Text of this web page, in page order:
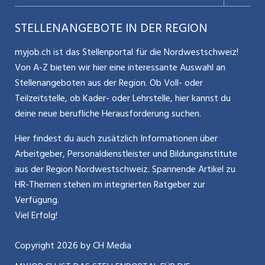
Nutzungsbedingungen
Glossar
Kontakt
Impressum
Benutzermanual
Bewerber-Cockpit
Mitarbeiter 50+ / Pensionierung
Karriere allgemein
Führung
Bewerbung / Neuorientierung
Aktionen / News
Aargauerzeitung.ch
CH Media
ostjob.ch
zentraljob.ch
jobbasel.ch
jobbern.ch
jobmittelland.ch
jobzüri.ch
schaffu.ch (VS)
STELLENANGEBOTE IN DER REGION
myjob.ch ist das Stellenportal für die Nordwestschweiz!
Von A-Z bieten wir hier eine interessante Auswahl an
Stellenangeboten aus der Region. Ob Voll- oder
Teilzeitstelle, ob Kader- oder Lehrstelle, hier kannst du
deine neue berufliche Herausforderung suchen.
Hier findest du auch zusätzlich Informationen über
Arbeitgeber, Personaldienstleister und Bildungsinstitute
aus der Region Nordwestschweiz. Spannende Artikel zu
HR-Themen stehen im integrierten Ratgeber zur
Verfügung.
Viel Erfolg!
Copyright 2026by CH Media